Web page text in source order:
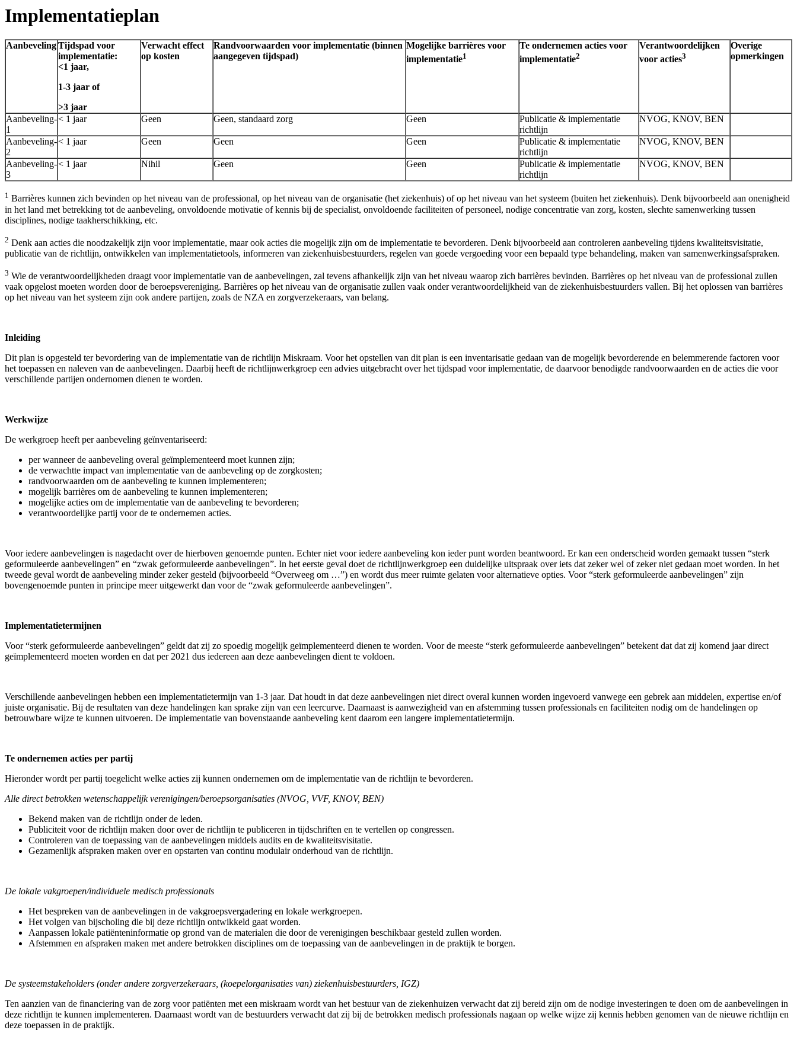
Implementatieplan
AanbevelingTijdspad voor
implementatie:
<1 jaar,
1-3 jaar of
>3 jaar
Verwacht effect
op kosten
Randvoorwaarden voor implementatie (binnen
aangegeven tijdspad)
Mogelijke barrières voor
implementatie1
Te ondernemen acties voor
implementatie2
Verantwoordelijken
voor acties3
Overige
opmerkingen
Aanbeveling-
1
< 1 jaar Geen Geen, standaard zorg Geen
Publicatie & implementatie
richtlijn
NVOG, KNOV, BEN
Aanbeveling-
2
< 1 jaar Geen Geen Geen
Publicatie & implementatie
richtlijn
NVOG, KNOV, BEN
Aanbeveling-
3
< 1 jaar Nihil Geen Geen
Publicatie & implementatie
richtlijn
NVOG, KNOV, BEN
1 Barrières kunnen zich bevinden op het niveau van de professional, op het niveau van de organisatie (het ziekenhuis) of op het niveau van het systeem (buiten het ziekenhuis). Denk bijvoorbeeld aan onenigheid
in het land met betrekking tot de aanbeveling, onvoldoende motivatie of kennis bij de specialist, onvoldoende faciliteiten of personeel, nodige concentratie van zorg, kosten, slechte samenwerking tussen
disciplines, nodige taakherschikking, etc.
2 Denk aan acties die noodzakelijk zijn voor implementatie, maar ook acties die mogelijk zijn om de implementatie te bevorderen. Denk bijvoorbeeld aan controleren aanbeveling tijdens kwaliteitsvisitatie,
publicatie van de richtlijn, ontwikkelen van implementatietools, informeren van ziekenhuisbestuurders, regelen van goede vergoeding voor een bepaald type behandeling, maken van samenwerkingsafspraken.
3 Wie de verantwoordelijkheden draagt voor implementatie van de aanbevelingen, zal tevens afhankelijk zijn van het niveau waarop zich barrières bevinden. Barrières op het niveau van de professional zullen
vaak opgelost moeten worden door de beroepsvereniging. Barrières op het niveau van de organisatie zullen vaak onder verantwoordelijkheid van de ziekenhuisbestuurders vallen. Bij het oplossen van barrières
op het niveau van het systeem zijn ook andere partijen, zoals de NZA en zorgverzekeraars, van belang.
Inleiding
Dit plan is opgesteld ter bevordering van de implementatie van de richtlijn Miskraam. Voor het opstellen van dit plan is een inventarisatie gedaan van de mogelijk bevorderende en belemmerende factoren voor
het toepassen en naleven van de aanbevelingen. Daarbij heeft de richtlijnwerkgroep een advies uitgebracht over het tijdspad voor implementatie, de daarvoor benodigde randvoorwaarden en de acties die voor
verschillende partijen ondernomen dienen te worden.
Werkwijze
De werkgroep heeft per aanbeveling geïnventariseerd:
per wanneer de aanbeveling overal geïmplementeerd moet kunnen zijn;
de verwachtte impact van implementatie van de aanbeveling op de zorgkosten;
randvoorwaarden om de aanbeveling te kunnen implementeren;
mogelijk barrières om de aanbeveling te kunnen implementeren;
mogelijke acties om de implementatie van de aanbeveling te bevorderen;
verantwoordelijke partij voor de te ondernemen acties.
Voor iedere aanbevelingen is nagedacht over de hierboven genoemde punten. Echter niet voor iedere aanbeveling kon ieder punt worden beantwoord. Er kan een onderscheid worden gemaakt tussen “sterk
geformuleerde aanbevelingen” en “zwak geformuleerde aanbevelingen”. In het eerste geval doet de richtlijnwerkgroep een duidelijke uitspraak over iets dat zeker wel of zeker niet gedaan moet worden. In het
tweede geval wordt de aanbeveling minder zeker gesteld (bijvoorbeeld “Overweeg om …”) en wordt dus meer ruimte gelaten voor alternatieve opties. Voor “sterk geformuleerde aanbevelingen” zijn
bovengenoemde punten in principe meer uitgewerkt dan voor de “zwak geformuleerde aanbevelingen”.
Implementatietermijnen
Voor “sterk geformuleerde aanbevelingen” geldt dat zij zo spoedig mogelijk geïmplementeerd dienen te worden. Voor de meeste “sterk geformuleerde aanbevelingen” betekent dat dat zij komend jaar direct
geïmplementeerd moeten worden en dat per 2021 dus iedereen aan deze aanbevelingen dient te voldoen.
Verschillende aanbevelingen hebben een implementatietermijn van 1-3 jaar. Dat houdt in dat deze aanbevelingen niet direct overal kunnen worden ingevoerd vanwege een gebrek aan middelen, expertise en/of
juiste organisatie. Bij de resultaten van deze handelingen kan sprake zijn van een leercurve. Daarnaast is aanwezigheid van en afstemming tussen professionals en faciliteiten nodig om de handelingen op
betrouwbare wijze te kunnen uitvoeren. De implementatie van bovenstaande aanbeveling kent daarom een langere implementatietermijn.
Te ondernemen acties per partij
Hieronder wordt per partij toegelicht welke acties zij kunnen ondernemen om de implementatie van de richtlijn te bevorderen.
Alle direct betrokken wetenschappelijk verenigingen/beroepsorganisaties (NVOG, VVF, KNOV, BEN)
Bekend maken van de richtlijn onder de leden.
Publiciteit voor de richtlijn maken door over de richtlijn te publiceren in tijdschriften en te vertellen op congressen.
Controleren van de toepassing van de aanbevelingen middels audits en de kwaliteitsvisitatie.
Gezamenlijk afspraken maken over en opstarten van continu modulair onderhoud van de richtlijn.
De lokale vakgroepen/individuele medisch professionals
Het bespreken van de aanbevelingen in de vakgroepsvergadering en lokale werkgroepen.
Het volgen van bijscholing die bij deze richtlijn ontwikkeld gaat worden.
Aanpassen lokale patiënteninformatie op grond van de materialen die door de verenigingen beschikbaar gesteld zullen worden.
Afstemmen en afspraken maken met andere betrokken disciplines om de toepassing van de aanbevelingen in de praktijk te borgen.
De systeemstakeholders (onder andere zorgverzekeraars, (koepelorganisaties van) ziekenhuisbestuurders, IGZ)
Ten aanzien van de financiering van de zorg voor patiënten met een miskraam wordt van het bestuur van de ziekenhuizen verwacht dat zij bereid zijn om de nodige investeringen te doen om de aanbevelingen in
deze richtlijn te kunnen implementeren. Daarnaast wordt van de bestuurders verwacht dat zij bij de betrokken medisch professionals nagaan op welke wijze zij kennis hebben genomen van de nieuwe richtlijn en
deze toepassen in de praktijk.